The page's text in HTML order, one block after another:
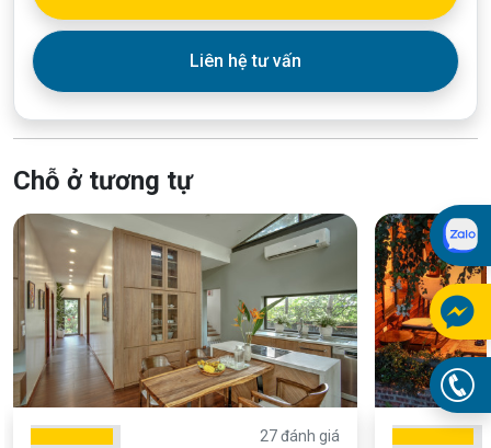
Liên hệ tư vấn
Chỗ ở tương tự
27 đánh giá